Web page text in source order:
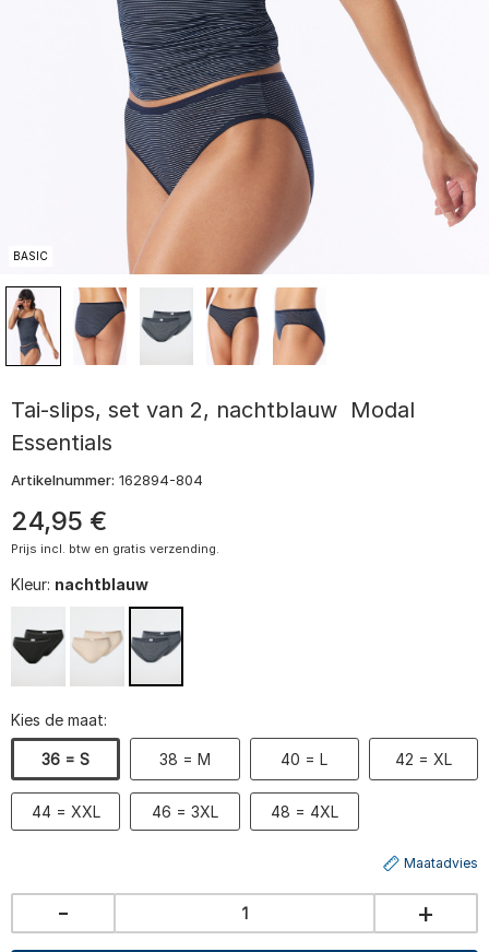
BASIC
Tai-slips, set van 2, nachtblauw  Modal
Essentials
Artikelnummer: 162894-804
24,95 €
Prijs incl. btw en gratis verzending.
Kleur: nachtblauw
Kies de maat:
36 = S 38 = M 40 = L 42 = XL
44 = XXL 46 = 3XL 48 = 4XL
Maatadvies
- +